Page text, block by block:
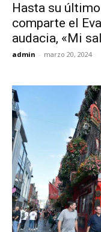
Hasta su
comparte el
audacia, «Mi
admin - marzo 20, 2024